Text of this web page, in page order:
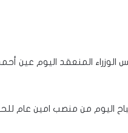
الوزراء المنعقد اليوم عين
اليوم من منصب امين عام